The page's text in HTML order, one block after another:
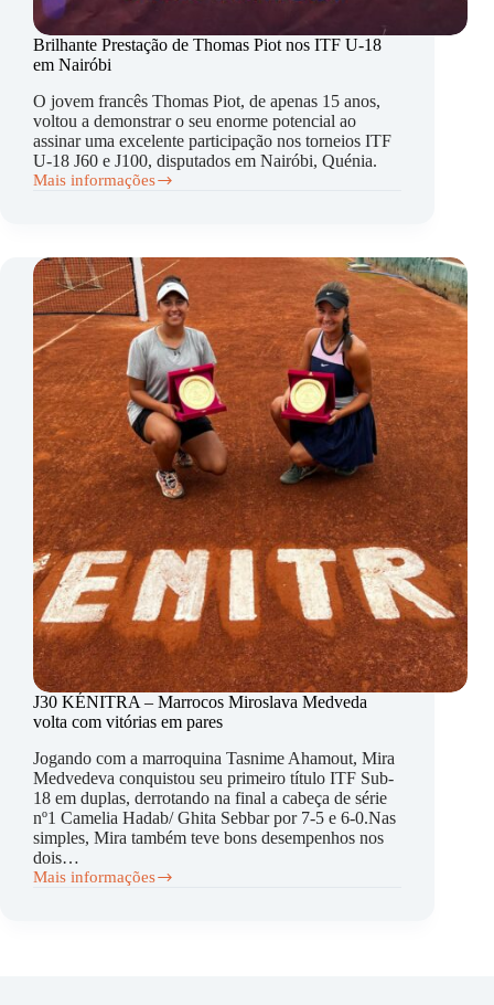
Brilhante Prestação de Thomas Piot nos ITF U-18
em Nairóbi
O jovem francês Thomas Piot, de apenas 15 anos,
voltou a demonstrar o seu enorme potencial ao
assinar uma excelente participação nos torneios ITF
U-18 J60 e J100, disputados em Nairóbi, Quénia.
Mais informações
Brilhante
Piot
nos
ITF
U-
18
em
Nairóbi
J30 KÉNITRA – Marrocos Miroslava Medveda
volta com vitórias em pares
Jogando com a marroquina Tasnime Ahamout, Mira
Medvedeva conquistou seu primeiro título ITF Sub-
18 em duplas, derrotando na final a cabeça de série
nº1 Camelia Hadab/ Ghita Sebbar por 7-5 e 6-0.Nas
simples, Mira também teve bons desempenhos nos
dois…
Mais informações
J30